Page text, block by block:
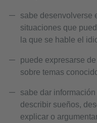
sabe desenvolverse
situaciones que
la que se hable el
puede expresarse
sobre temas
sabe dar
describir sueños,
explicar o